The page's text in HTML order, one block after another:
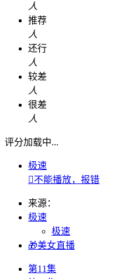
人
推荐
人
还行
人
较差
人
很差
人
评分加载中...
极速
不能播放，报错
来源：
极速
极速
🎁美女直播
第11集